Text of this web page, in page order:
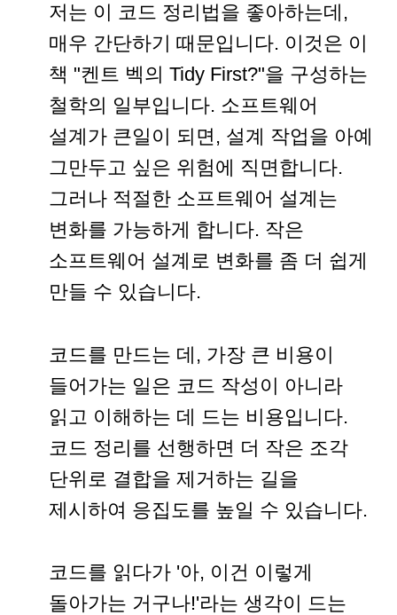
저는 이 코드 정리법을 좋아하는데,
매우 간단하기 때문입니다. 이것은 이
책 "켄트 벡의 Tidy First?"을 구성하는
철학의 일부입니다. 소프트웨어
설계가 큰일이 되면, 설계 작업을 아예
그만두고 싶은 위험에 직면합니다.
그러나 적절한 소프트웨어 설계는
변화를 가능하게 합니다. 작은
소프트웨어 설계로 변화를 좀 더 쉽게
만들 수 있습니다.
코드를 만드는 데, 가장 큰 비용이
들어가는 일은 코드 작성이 아니라
읽고 이해하는 데 드는 비용입니다.
코드 정리를 선행하면 더 작은 조각
단위로 결합을 제거하는 길을
제시하여 응집도를 높일 수 있습니다.
코드를 읽다가 '아, 이건 이렇게
돌아가는 거구나!'라는 생각이 드는